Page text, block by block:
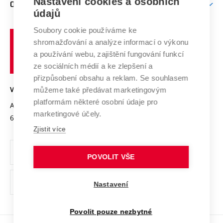
E-přihláška
Doktorské studium
Podpora podnikání
Systém zajišťování kvality výzkumu
Výzkumné infrastruktury
Transfer znalostí
Open Science
Projekty
Projekty ze strukturálních fondů
Specifický výzkum
Zahraniční spolupráce
Spolupráce se školami
Služby univerzity
Mezinárodní dohody
Univerzitní sítě
O UNIVERZITĚ
Profil univerzity
Udržitelná univerzita
Podnikavá univerzita / ContriBUTe
Bezpečná univerzita
Vyznamenání
Organizační struktura
Ochrana osobních údajů
odkaz)
učení
technické
VYSOKÉ UČENÍ TECHNICKÉ V BRNĚ
Antonínská 548/1
602 00 Brno
www.vut.cz
vut@vutbr.cz
údajů
Soubory cookie používáme ke
shromažďování a analýze informací o výkonu
a používání webu, zajištění fungování funkcí
ze sociálních médií a ke zlepšení a
přizpůsobení obsahu a reklam. Se souhlasem
můžeme také předávat marketingovým
platformám některé osobní údaje pro
marketingové účely.
Zjistit více
POVOLIT VŠE
Nastavení
Povolit pouze nezbytné